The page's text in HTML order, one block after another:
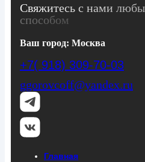
Свяжитесь с нами
способом
Ваш город: Москва
+7( 918) 309-70-03
ggorovcoff@yandex.ru
Главная